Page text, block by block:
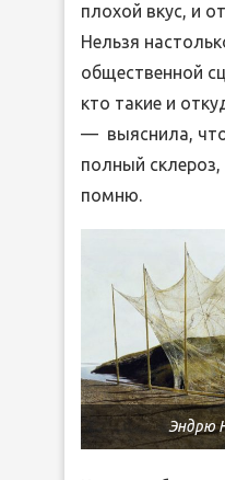
плохой вкус, и
Нельзя
общественной
кто такие и
— выяснила,
полный
помню.
Эндрю